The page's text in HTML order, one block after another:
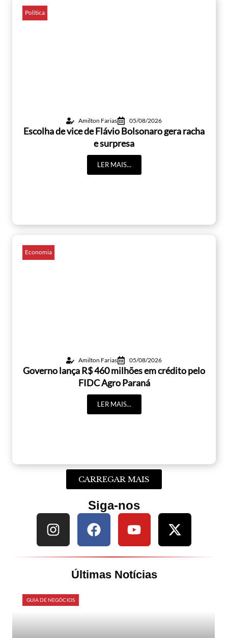
Política
Amilton Farias 05/08/2026
Escolha de vice de Flávio Bolsonaro gera racha
e surpresa
LER MAIS...
Economia
Amilton Farias 05/08/2026
Governo lança R$ 460 milhões em crédito pelo
FIDC Agro Paraná
LER MAIS...
CARREGAR MAIS
Siga-nos
Últimas Notícias
GUIA DE NEGÓCIOS